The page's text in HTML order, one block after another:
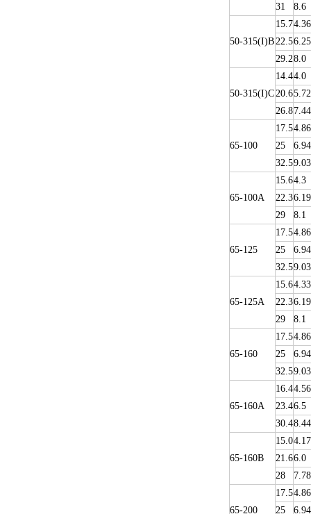
31
8.6
50-315(I)B
15.74.36
22.56.25
29.28.0
50-315(I)C
14.44.0
20.65.72
26.87.44
65-100
17.54.86
25
6.94
32.59.03
65-100A
15.64.3
22.36.19
29
8.1
65-125
17.54.86
25
6.94
32.59.03
65-125A
15.64.33
22.36.19
29
8.1
65-160
17.54.86
25
6.94
32.59.03
65-160A
16.44.56
23.46.5
30.48.44
65-160B
15.04.17
21.66.0
28
7.78
65-200
17.54.86
25
6.94